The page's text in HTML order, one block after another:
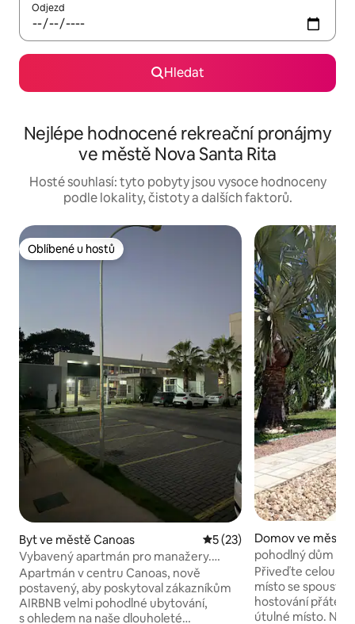
Odjezd
Hledat
Nejlépe hodnocené rekreační pronájmy
ve městě Nova Santa Rita
Hosté souhlasí: tyto pobyty jsou vysoce hodnoceny
podle lokality, čistoty a dalších faktorů.
Oblíbené u hostů
Oblíbené u hostů
Byt ve městě Canoas Průměrné hodnocení 5 z 5,
5 (23)
Vybavený apartmán pro manažery.
Centrum Canoas, poblíž letiště
Apartmán v centru Canoas, nově
postavený, aby poskytoval zákazníkům
AIRBNB velmi pohodlné ubytování,
s ohledem na naše dlouholeté
Domov ve městě
pohodlný dům v
Velopark, NSR.
Přiveďte celou
místo se
hostování přátel
útulné místo.